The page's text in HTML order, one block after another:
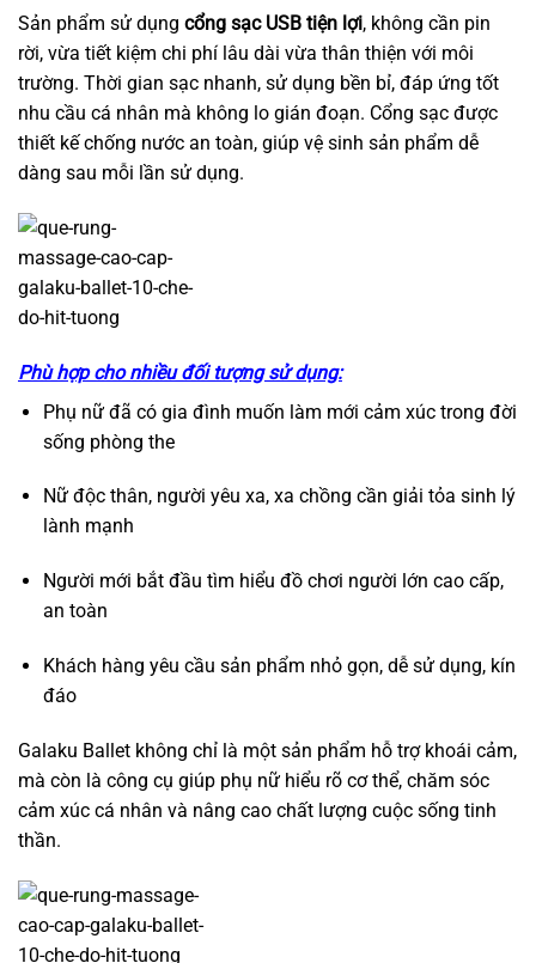
Sản phẩm sử dụng cổng sạc USB tiện lợi, không cần pin
rời, vừa tiết kiệm chi phí lâu dài vừa thân thiện với môi
trường. Thời gian sạc nhanh, sử dụng bền bỉ, đáp ứng tốt
nhu cầu cá nhân mà không lo gián đoạn. Cổng sạc được
thiết kế chống nước an toàn, giúp vệ sinh sản phẩm dễ
dàng sau mỗi lần sử dụng.
Phù hợp cho nhiều đối tượng sử dụng:
Phụ nữ đã có gia đình muốn làm mới cảm xúc trong đời
sống phòng the
Nữ độc thân, người yêu xa, xa chồng cần giải tỏa sinh lý
lành mạnh
Người mới bắt đầu tìm hiểu đồ chơi người lớn cao cấp,
an toàn
Khách hàng yêu cầu sản phẩm nhỏ gọn, dễ sử dụng, kín
đáo
Galaku Ballet không chỉ là một sản phẩm hỗ trợ khoái cảm,
mà còn là công cụ giúp phụ nữ hiểu rõ cơ thể, chăm sóc
cảm xúc cá nhân và nâng cao chất lượng cuộc sống tinh
thần.